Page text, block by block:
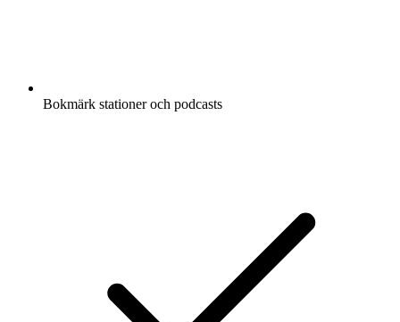
Bokmärk stationer och podcasts